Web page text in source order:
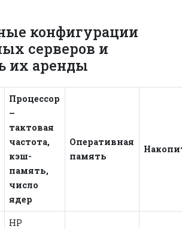
конфигурации
серверов и
их аренды
Процессор
–
тактовая
частота,
кэш-
память,
число
ядер
Оперативная
память
HP